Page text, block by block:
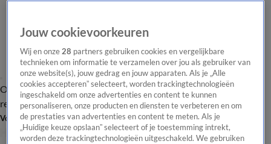
Overzicht Laatste nieuws Regionieuws Het beste van Hart
Tip de
redactie
Volg Hart van Nederland
Jouw cookievoorkeuren
Wij en onze28 partners gebruiken cookies en vergelijkbare
technieken om informatie te verzamelen over jou als gebruiker van
onze website(s), jouw gedrag en jouw apparaten. Als je „Alle
cookies accepteren” selecteert, worden trackingtechnologieën
ingeschakeld om onze advertenties en content te kunnen
personaliseren, onze producten en diensten te verbeteren en om
de prestaties van advertenties en content te meten. Als je
„Huidige keuze opslaan” selecteert of je toestemming intrekt,
worden deze trackingtechnologieën uitgeschakeld. We gebruiken